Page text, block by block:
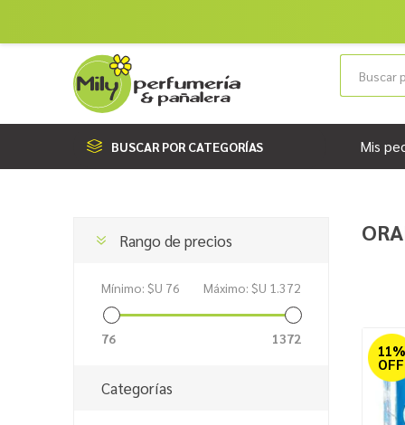
BUSCAR POR CATEGORÍAS Mis
11%
OFF
Rango de precios
Mínimo: $U 76 Máximo: $U 1.372
76 1372
Categorías